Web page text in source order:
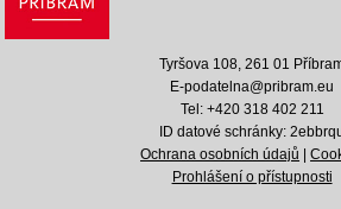
Tyršova 108, 261 01
E-podatelna@pribram.eu
Tel: +420 318 402 211
ID datové schránky:
Ochrana osobních údajů |
Prohlášení o přístupnosti